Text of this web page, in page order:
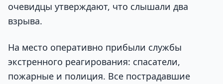
очевидцы утверждают, что слышали два
взрыва.
На место оперативно прибыли службы
экстренного реагирования: спасатели,
пожарные и полиция. Все пострадавшие